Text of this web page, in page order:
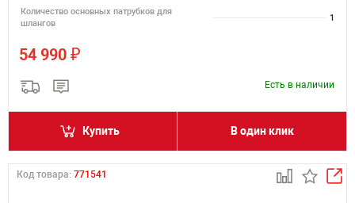
Количество основных патрубков для
шлангов
1
54 990 ₽
Есть в наличии
Купить В один клик
Код товара: 771541